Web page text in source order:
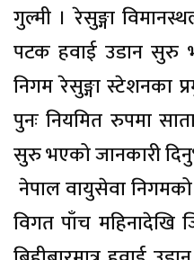
गुल्मी । रेसुङ्गा
पटक हवाई उडान सुरु
निगम रेसुङ्गा
पुनः नियमित रुपमा
सुरु भएको जानकारी
नेपाल वायुसेवा निगमको
विगत पाँच महिनादेखि